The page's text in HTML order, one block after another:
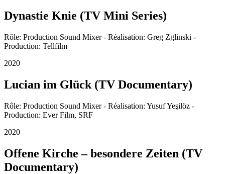
Dynastie Knie (TV Mini Series)
Rôle: Production Sound Mixer - Réalisation: Greg Zglinski -
Production: Tellfilm
2020
Lucian im Glück (TV Documentary)
Rôle: Production Sound Mixer - Réalisation: Yusuf Yeşilöz -
Production: Ever Film, SRF
2020
Offene Kirche – besondere Zeiten (TV
Documentary)